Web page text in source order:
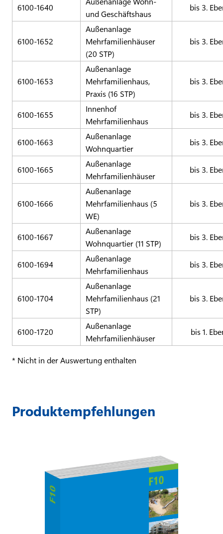
6100-1640
und Geschäftshaus
bis 3.
6100-1652
Außenanlage
Mehrfamilienhäuser
(20 STP)
bis 3.
6100-1653
Außenanlage
Mehrfamilienhaus,
Praxis (16 STP)
bis 3.
6100-1655
Innenhof
Mehrfamilienhaus
bis 3.
6100-1663
Außenanlage
Wohnquartier
bis 3.
6100-1665
Außenanlage
Mehrfamilienhäuser
bis 3.
6100-1666
Außenanlage
Mehrfamilienhaus (5
WE)
bis 3.
6100-1667
Außenanlage
Wohnquartier (11 STP)
bis 3.
6100-1694
Außenanlage
Mehrfamilienhaus
bis 3.
6100-1704
Außenanlage
Mehrfamilienhaus (21
STP)
bis 3.
6100-1720
Außenanlage
Mehrfamilienhäuser
bis 1.
* Nicht in der Auswertung enthalten
Produktempfehlungen